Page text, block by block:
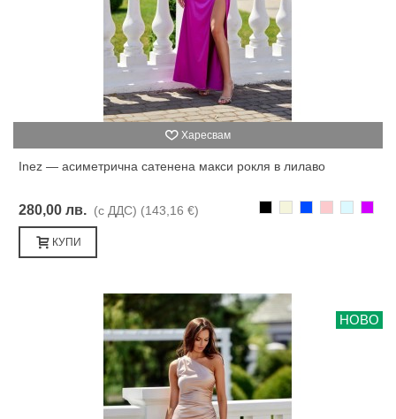
Харесвам
Inez — асиметрична сатенена макси рокля в лилаво
280,00 лв. (с ДДС) (143,16 €)
КУПИ
НОВО